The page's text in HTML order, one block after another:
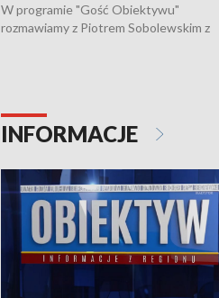
W programie "Gość Obiektywu"
rozmawiamy z Piotrem Sobolewskim z
INFORMACJE